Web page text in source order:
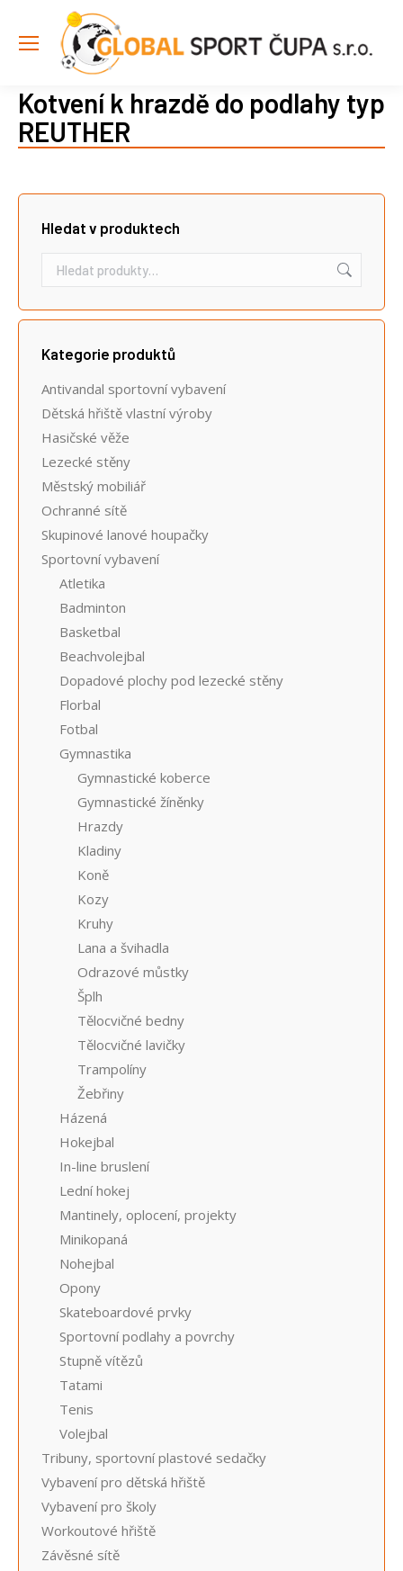
Kotvení k hrazdě do podlahy typ
REUTHER
Hledat v produktech
Kategorie produktů
Antivandal sportovní vybavení
Dětská hřiště vlastní výroby
Hasičské věže
Lezecké stěny
Městský mobiliář
Ochranné sítě
Skupinové lanové houpačky
Sportovní vybavení
Atletika
Badminton
Basketbal
Beachvolejbal
Dopadové plochy pod lezecké stěny
Florbal
Fotbal
Gymnastika
Gymnastické koberce
Gymnastické žíněnky
Hrazdy
Kladiny
Koně
Kozy
Kruhy
Lana a švihadla
Odrazové můstky
Šplh
Tělocvičné bedny
Tělocvičné lavičky
Trampolíny
Žebřiny
Házená
Hokejbal
In-line bruslení
Lední hokej
Mantinely, oplocení, projekty
Minikopaná
Nohejbal
Opony
Skateboardové prvky
Sportovní podlahy a povrchy
Stupně vítězů
Tatami
Tenis
Volejbal
Tribuny, sportovní plastové sedačky
Vybavení pro dětská hřiště
Vybavení pro školy
Workoutové hřiště
Závěsné sítě